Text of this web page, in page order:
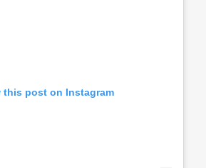
this post on Instagram